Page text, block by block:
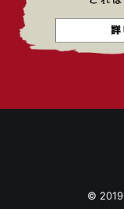
© 2019